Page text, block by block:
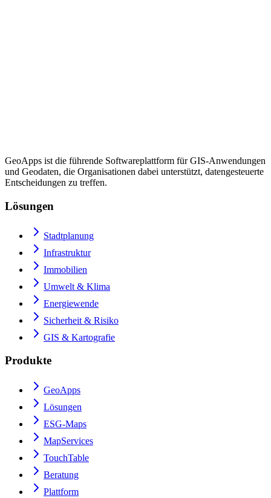
GeoApps ist die führende Softwareplattform für GIS-Anwendungen
und Geodaten, die Organisationen dabei unterstützt, datengesteuerte
Entscheidungen zu treffen.
Lösungen
Stadtplanung
Infrastruktur
Immobilien
Umwelt & Klima
Energiewende
Sicherheit & Risiko
GIS & Kartografie
Produkte
GeoApps
Lösungen
ESG-Maps
MapServices
TouchTable
Beratung
Plattform